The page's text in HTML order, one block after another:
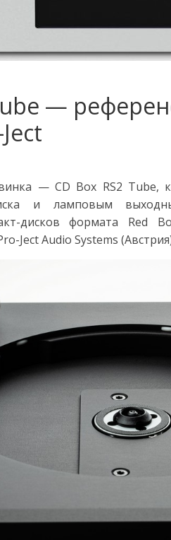
—
— CD Box RS2 Tube,
и ламповым
дисков формата Red
Ject Audio Systems